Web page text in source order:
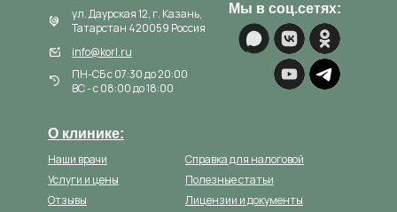
Мы в соц.сетях:
О клинике:
Наши врачи
Услуги и цены
Отзывы
ул. Даурская 12, г. Казань,
Татарстан 420059 Россия
ПН-СБ с 07:30 до 20:00
ВС - с 08:00 до 18:00
info@korl.ru
Справка для налоговой
Лицензии и документы
Полезные статьи